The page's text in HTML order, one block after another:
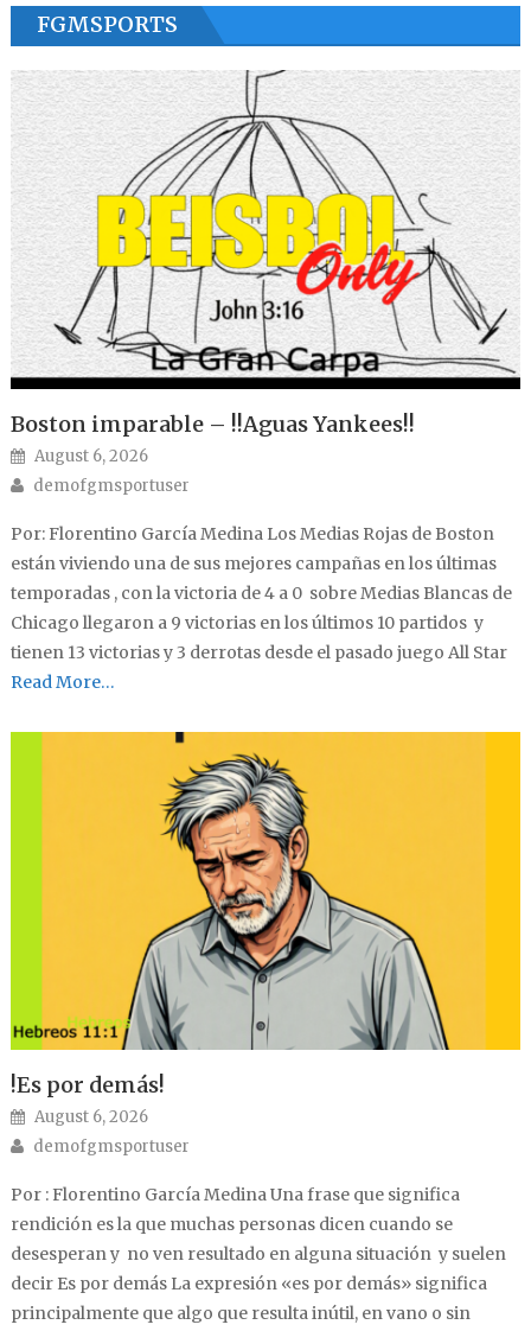
FGMSPORTS
Boston imparable – !!Aguas Yankees!!
Posted on
August 6, 2026
Author
demofgmsportuser
Por: Florentino García Medina Los Medias Rojas de Boston
están viviendo una de sus mejores campañas en los últimas
temporadas , con la victoria de 4 a 0 sobre Medias Blancas de
Chicago llegaron a 9 victorias en los últimos 10 partidos y
tienen 13 victorias y 3 derrotas desde el pasado juego All Star
Read More…
!Es por demás!
Posted on
August 6, 2026
Author
demofgmsportuser
Por : Florentino García Medina Una frase que significa
rendición es la que muchas personas dicen cuando se
desesperan y no ven resultado en alguna situación y suelen
decir Es por demás La expresión «es por demás» significa
principalmente que algo que resulta inútil, en vano o sin